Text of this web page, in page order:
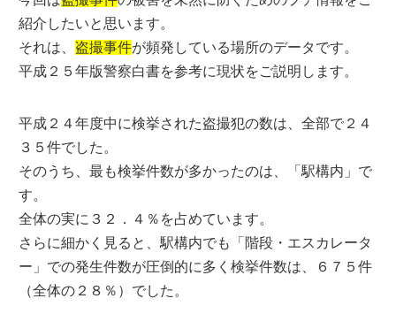
紹介したいと思います。
それは、 盗撮事件が頻発している場所のデータです。
平成２５年版警察白書を参考に現状をご説明します。
平成２４年度中に検挙された盗撮犯の数は、全部で２４
３５件でした。
そのうち、最も検挙件数が多かったのは、「駅構内」で
す。
全体の実に３２．４％を占めています。
さらに細かく見ると、駅構内でも「階段・エスカレータ
ー」での発生件数が圧倒的に多く検挙件数は、６７５件
（全体の２８％）でした。